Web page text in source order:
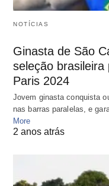
NOTÍCIAS
Ginasta de São
seleção
Paris 2024
Jovem ginasta conquista
nas barras paralelas, e
More
2 anos atrás